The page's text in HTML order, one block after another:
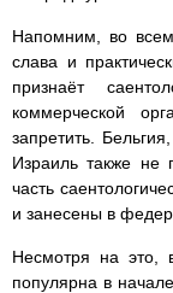
Напомним, во
слава и
признаёт
коммерческой
запретить.
Израиль также не
часть
и занесены в
Несмотря на это,
популярна в